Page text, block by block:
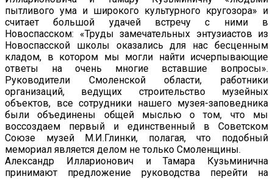
пытливого ума и широкого культурного кругозора» и
считает большой удачей встречу с ними в
Новоспасском: «Труды замечательных энтузиастов из
Новоспасской школы оказались для нас бесценным
кладом, в котором мы могли найти исчерпывающие
ответы на очень многие вставшие вопросы».
Руководители Смоленской области, работники
организаций, ведущих строительство музейных
объектов, все сотрудники нашего музея-заповедника
были объединены общей мыслью о том, что мы
воссоздаем первый и единственный в Советском
Союзе музей М.И.Глинки, полагая, что подобный
мемориал является делом не только Смоленщины.
Александр Илларионович и Тамара Кузьминична
принимают предложение руководства перейти на